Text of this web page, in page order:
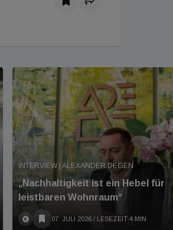
INTERVIEW | ALEXANDER DEGEN
„Nachhaltigkeit ist ein Hebel für
leistbaren Wohnraum“
07. JULI 2026 / LESEZEIT 4 MIN